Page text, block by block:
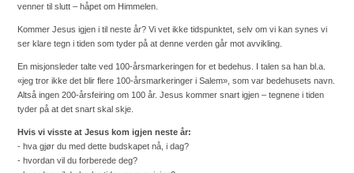
venner til slutt – håpet om Himmelen.
Kommer Jesus igjen i til neste år? Vi vet ikke tidspunktet, selv om vi kan synes vi
ser klare tegn i tiden som tyder på at denne verden går mot avvikling.
En misjonsleder talte ved 100-årsmarkeringen for et bedehus. I talen sa han bl.a.
«jeg tror ikke det blir flere 100-årsmarkeringer i Salem», som var bedehusets navn.
Altså ingen 200-årsfeiring om 100 år. Jesus kommer snart igjen – tegnene i tiden
tyder på at det snart skal skje.
Hvis vi visste at Jesus kom igjen neste år:
- hva gjør du med dette budskapet nå, i dag?
- hvordan vil du forberede deg?